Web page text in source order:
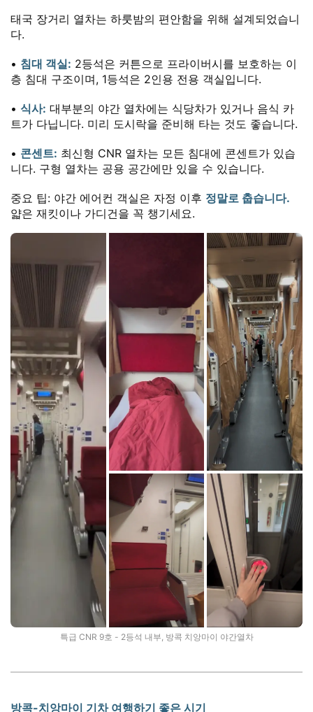
태국 장거리 열차는 하룻밤의 편안함을 위해 설계되었습니
다.
• 침대 객실: 2등석은 커튼으로 프라이버시를 보호하는 이
층 침대 구조이며, 1등석은 2인용 전용 객실입니다.
• 식사: 대부분의 야간 열차에는 식당차가 있거나 음식 카
트가 다닙니다. 미리 도시락을 준비해 타는 것도 좋습니다.
• 콘센트: 최신형 CNR 열차는 모든 침대에 콘센트가 있습
니다. 구형 열차는 공용 공간에만 있을 수 있습니다.
중요 팁: 야간 에어컨 객실은 자정 이후 정말로 춥습니다.
얇은 재킷이나 가디건을 꼭 챙기세요.
특급 CNR 9호 - 2등석 내부, 방콕 치앙마이 야간열차
방콕-치앙마이 기차 여행하기 좋은 시기